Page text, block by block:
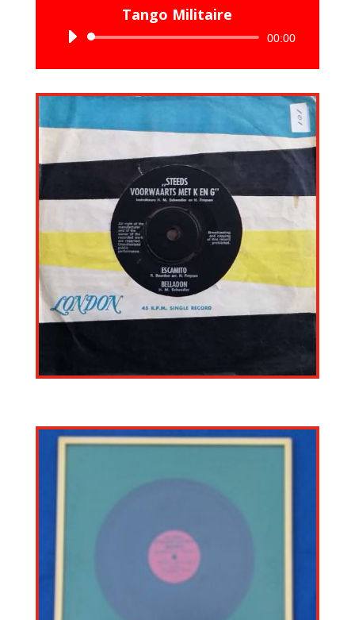
Tango Militaire
Audiospeler 00:00